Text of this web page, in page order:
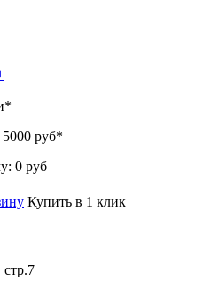
*
5000 руб*
0 руб
Купить в 1 клик